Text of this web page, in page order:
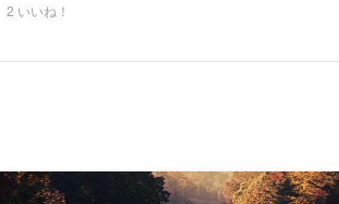
2 いいね！